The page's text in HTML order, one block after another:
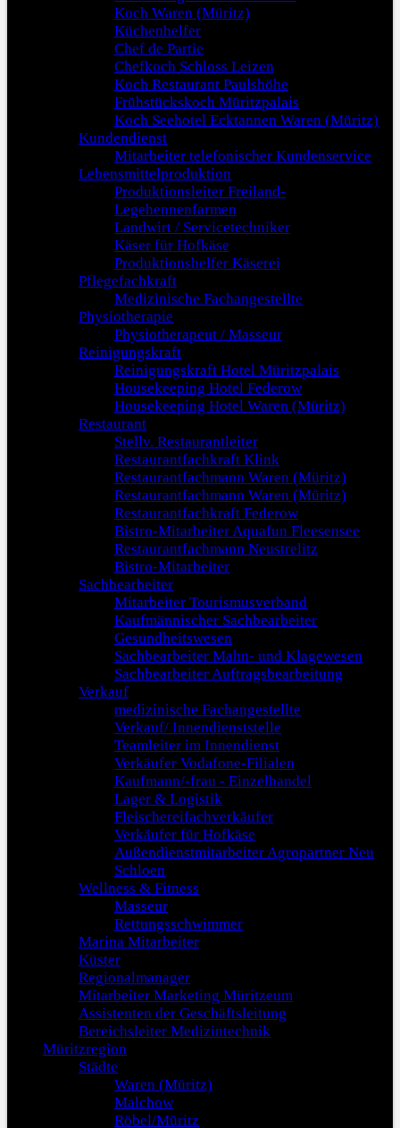
Koch Waren (Müritz)
Küchenhelfer
Chef de Partie
Chefkoch Schloss Leizen
Koch Restaurant Paulshöhe
Frühstückskoch Müritzpalais
Koch Seehotel Ecktannen Waren (Müritz)
Kundendienst
Mitarbeiter telefonischer Kundenservice
Lebensmittelproduktion
Produktionsleiter Freiland-
Legehennenfarmen
Landwirt / Servicetechniker
Käser für Hofkäse
Produktionshelfer Käserei
Pflegefachkraft
Medizinische Fachangestellte
Physiotherapie
Physiotherapeut / Masseur
Reinigungskraft
Reinigungskraft Hotel Müritzpalais
Housekeeping Hotel Federow
Housekeeping Hotel Waren (Müritz)
Restaurant
Stellv. Restaurantleiter
Restaurantfachkraft Klink
Restaurantfachmann Waren (Müritz)
Restaurantfachmann Waren (Müritz)
Restaurantfachkraft Federow
Bistro-Mitarbeiter Aquafun Fleesensee
Restaurantfachmann Neustrelitz
Bistro-Mitarbeiter
Sachbearbeiter
Mitarbeiter Tourismusverband
Kaufmännischer Sachbearbeiter
Gesundheitswesen
Sachbearbeiter Mahn- und Klagewesen
Sachbearbeiter Auftragsbearbeitung
Verkauf
medizinische Fachangestellte
Verkauf/ Innendienststelle
Teamleiter im Innendienst
Verkäufer Vodafone-Filialen
Kaufmann/-frau - Einzelhandel
Lager & Logistik
Fleischereifachverkäufer
Verkäufer für Hofkäse
Außendienstmitarbeiter Agropartner Neu
Schloen
Wellness & Fitness
Masseur
Rettungsschwimmer
Marina Mitarbeiter
Küster
Regionalmanager
Mitarbeiter Marketing Müritzeum
Assistenten der Geschäftsleitung
Bereichsleiter Medizintechnik
Müritzregion
Städte
Waren (Müritz)
Malchow
Röbel/Müritz